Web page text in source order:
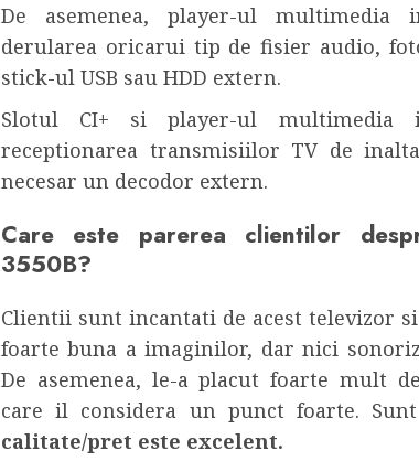
De asemenea, player-ul
derularea oricarui tip de fisier audio,
stick-ul USB sau HDD extern.
Slotul CI+ si player-ul
receptionarea transmisiilor TV de
necesar un decodor extern.
Care este parerea clientilor
3550B?
Clientii sunt incantati de acest televizor
foarte buna a imaginilor, dar nici
De asemenea, le-a placut foarte mult
care il considera un punct foarte.
calitate/pret este excelent.